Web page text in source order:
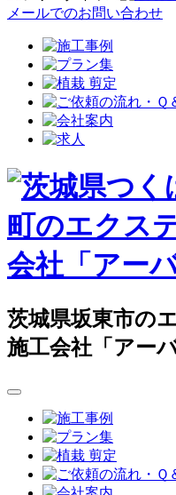
メールでのお問い合わせ
茨城県坂東市の
施工会社「アーバ